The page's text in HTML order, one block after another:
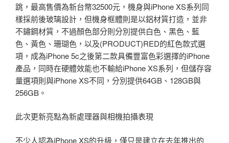
跳，最高售價為新台幣32500元，機身與iPhone XS系列同
樣採前後玻璃設計，但機身框體則是以鋁材質打造，並非
不鏽鋼材質，不過顏色部分則分別提供白色、黑色、藍
色、黃色、珊瑚色，以及(PRODUCT)RED的紅色款式選
項，成為iPhone 5c之後第二款具備豐富色彩選擇的iPhone
產品，同時在硬體效能也不輸給iPhone XS系列，但儲存容
量選項則與iPhone XS不同，分別提供64GB、128GB與
256GB。
此次更新亮點為新處理器與相機拍攝表現
不少人認為iPhone XS的升級，僅只是建立在去年推出的